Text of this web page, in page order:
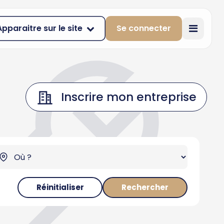
sur le site Se connecter
Inscrire mon entreprise
Réinitialiser Rechercher